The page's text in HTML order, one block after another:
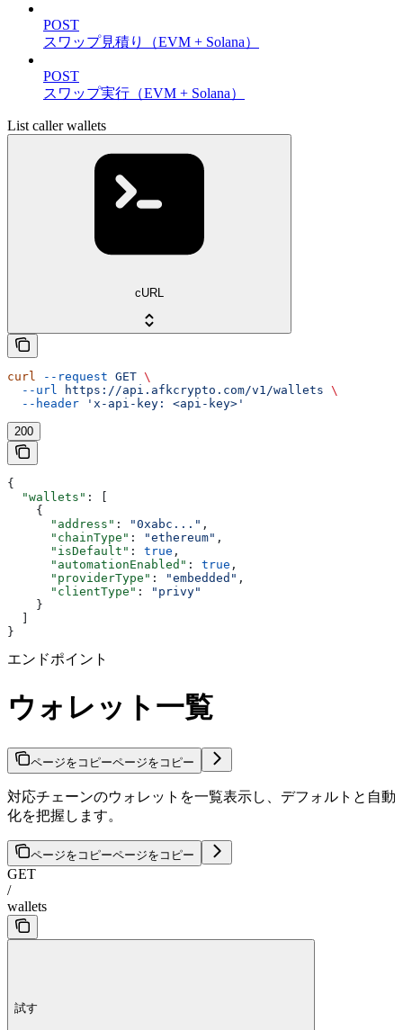
POST
スワップ見積り（EVM + Solana）
POST
スワップ実行（EVM + Solana）
List caller wallets
cURL
curl --request GET \
  --url
https://api.afkcrypto.com/v1/wallets \
  --header
'x-api-key: <api-key>'
200
{
  "wallets"
: [
    {
      "address"
: "0xabc..." ,
      "chainType"
: "ethereum" ,
      "isDefault"
: true ,
      "automationEnabled"
: true ,
      "providerType"
: "embedded" ,
      "clientType"
:
"privy"
    }
}
エンドポイント
ウォレット一覧
ページをコピーページをコピー
対応チェーンのウォレットを一覧表示し、デフォルトと自動
化を把握します。
ページをコピーページをコピー
GET
/
wallets
試す